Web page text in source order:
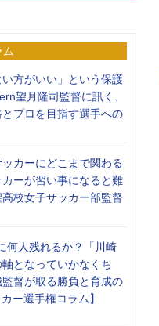
ム
い方がいい」という保護
望月隆司監督に訊く、
プロを目指す選手への
カーにどこまで関わる
ーが習い事になると難
校女子サッカー部監督
何人残れるか？「川崎
となっていかなくち
督が取る勝負と育成の
ー選手権コラム】